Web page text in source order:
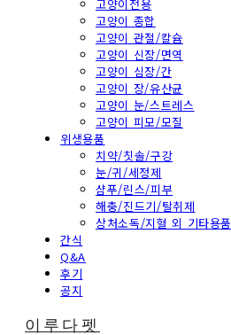
고양이전용
고양이 종합
고양이 관절/칼슘
고양이 신장/면역
고양이 심장/간
고양이 장/유산균
고양이 눈/스트레스
고양이 피모/모질
위생용품
치약/칫솔/구강
눈/귀/세정제
샴푸/린스/피부
해충/진드기/탈취제
상처소독/지혈 외 기타용품
간식
Q&A
후기
공지
이루다펫